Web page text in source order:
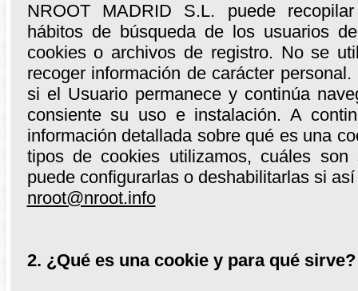
NROOT MADRID S.L. puede
hábitos de búsqueda de los usuarios
cookies o archivos de registro. No se
recoger información de carácter
si el Usuario permanece y continúa
consiente su uso e instalación. A
información detallada sobre qué es una
tipos de cookies utilizamos, cuáles
puede configurarlas o deshabilitarlas si
nroot@nroot.info
2. ¿Qué es una cookie y para qué sirve?